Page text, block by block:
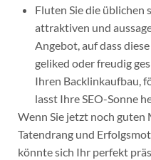
Fluten Sie die üblichen
attraktiven und
Angebot, auf dass
geliked oder freudig
Ihren Backlinkaufbau,
lasst Ihre SEO-Sonne
Wenn Sie jetzt noch guten
Tatendrang und
könnte sich Ihr perfekt